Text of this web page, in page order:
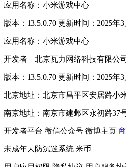
应用名称：小米游戏中心
版本：13.5.0.70 更新时间：2025年3
应用名称：小米游戏中心
开发者：北京瓦力网络科技有限公
版本：13.5.0.70 更新时间：2025年3
北京地址：北京市昌平区安居路小
南京地址：南京市建邺区永初路37
开发者平台 微信公众号 微博主页
未成年人防沉迷系统 米币